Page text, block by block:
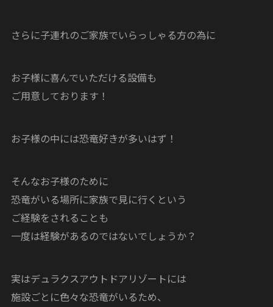
さらに子連れのご家族でいらっしゃる方の為に
お子様に喜んでいただける設備も
ご用意しております！
お子様の中には恐竜好きが多いはず！
そんなお子様のために
恐竜がいる場所に家族で見に行くという
ご経験をされることも
一度は経験があるのではないでしょうか？
実はデュラクスアウトドアリゾートには
施設ごとに色々な恐竜がいるため、